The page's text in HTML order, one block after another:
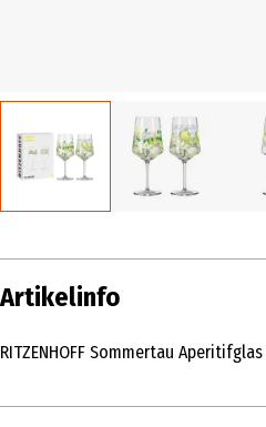
Artikelinfo
RITZENHOFF Sommertau